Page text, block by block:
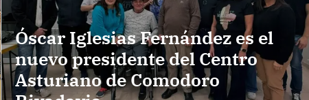
Óscar Iglesias Fernández es el
nuevo presidente del Centro
Asturiano de Comodoro